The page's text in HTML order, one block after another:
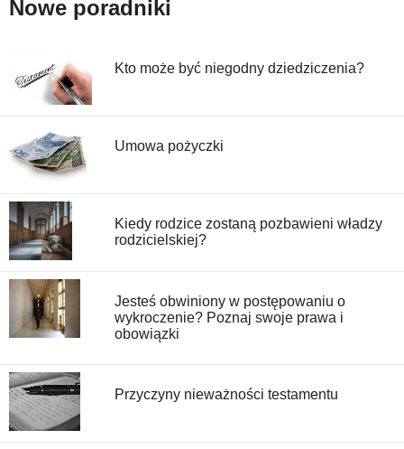
Nowe poradniki
Kto może być niegodny dziedziczenia?
Umowa pożyczki
Kiedy rodzice zostaną pozbawieni władzy
rodzicielskiej?
Jesteś obwiniony w postępowaniu o
wykroczenie? Poznaj swoje prawa i
obowiązki
Przyczyny nieważności testamentu